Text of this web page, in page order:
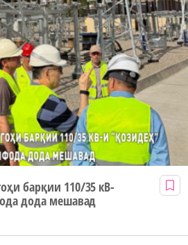
барқии 110/35 кВ-
дода мешавад